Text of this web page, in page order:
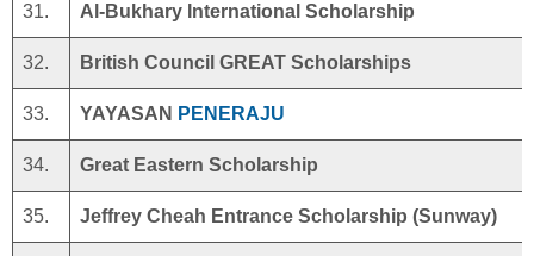
31. Al-Bukhary International Scholarship
32. British Council GREAT Scholarships
33. YAYASAN PENERAJU
34. Great Eastern Scholarship
35. Jeffrey Cheah Entrance Scholarship (Sunway)